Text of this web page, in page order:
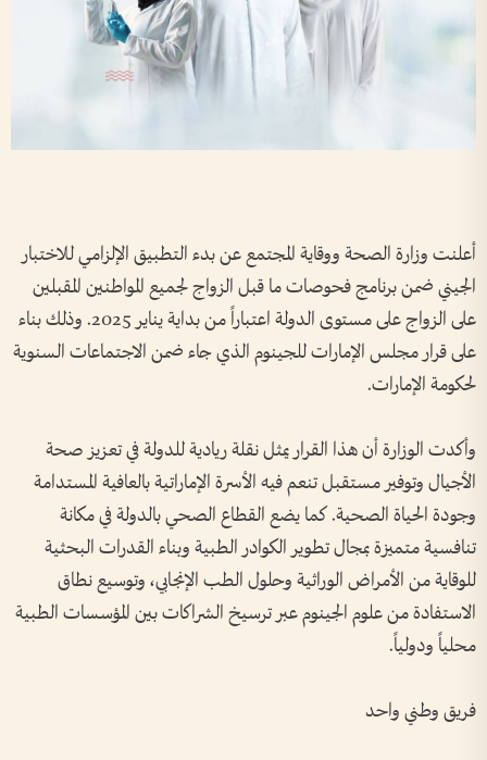
أعلنت وزارة الصحة ووقاية المجتمع عن بدء التطبيق الإلزامي للاختبار
الجيني ضمن برنامج فحوصات ما قبل الزواج لجميع المواطنين المقبلين
على الزواج على مستوى الدولة اعتباراً من بداية يناير 2025. وذلك بناء
على قرار مجلس الإمارات للجينوم الذي جاء ضمن الاجتماعات السنوية
لحكومة الإمارات.
وأكدت الوزارة أن هذا القرار يمثل نقلة ريادية للدولة في تعزيز صحة
الأجيال وتوفير مستقبل تنعم فيه الأسرة الإماراتية بالعافية المستدامة
وجودة الحياة الصحية. كما يضع القطاع الصحي بالدولة في مكانة
تنافسية متميزة بمجال تطوير الكوادر الطبية وبناء القدرات البحثية
للوقاية من الأمراض الوراثية وحلول الطب الإنجابي، وتوسيع نطاق
الاستفادة من علوم الجينوم عبر ترسيخ الشراكات بين المؤسسات الطبية
محلياً ودولياً.
فريق وطني واحد